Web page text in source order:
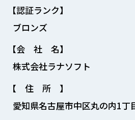
【認証ランク】
ブロンズ
【会 社 名】
株式会社ラナソフト
【 住 所 】
愛知県名古屋市中区丸の内1丁